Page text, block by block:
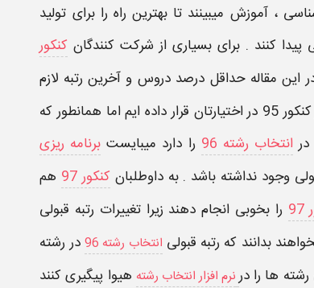
کارشناسی ، آموزش میبینند تا بهترین راه را برای تولید
کنند . برای بسیاری از شرکت کنندگان کنکور
این مقالهحداقل درصد دروس و آخرین رتبه لازم
کنکور 95
در اختیارتان قرار داده ایم اما همانطور که
انتخاب رشته 96 را دارد میبایست برنامه ریزی
وجود نداشته باشد . به داوطلبان کنکور 97
هم
را بخوبی انجام دهند زیرا تغییرات رتبه قبولی
بدانند که رتبه قبولی انتخاب رشته 96
در رشته
ها را در نرم افزار انتخاب رشته هیوا پیگیری کنند